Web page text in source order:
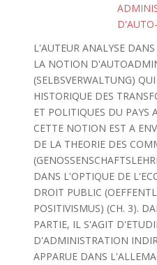
L'AUTEUR ANALYSE
LA NOTION
(SELBSVERWALTUNG)
HISTORIQUE DES
ET POLITIQUES DU PAYS
CETTE NOTION EST A
DE LA THEORIE DES
DANS L'OPTIQUE DE
DROIT PUBLIC
POSITIVISMUS) (CH. 3).
PARTIE, IL S'AGIT
D'ADMINISTRATION
APPARUE DANS